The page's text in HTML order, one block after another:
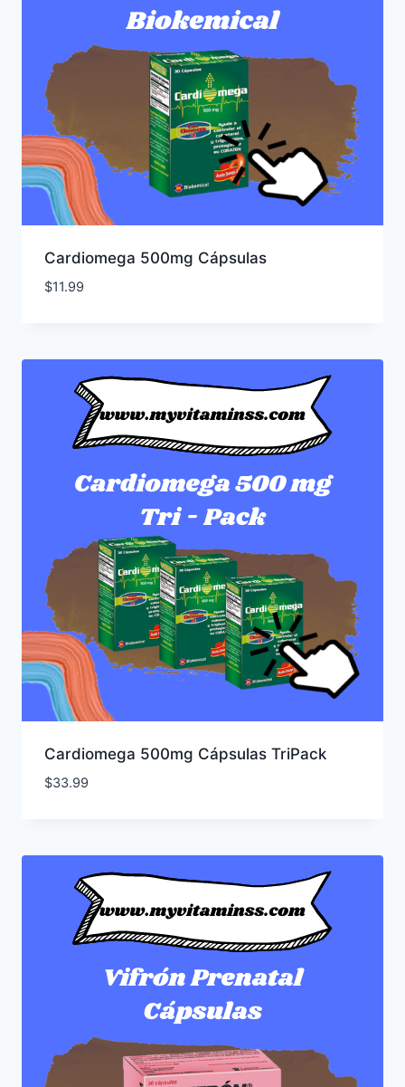
Cardiomega 500mg Cápsulas
$11.99
Cardiomega 500mg Cápsulas TriPack
$33.99